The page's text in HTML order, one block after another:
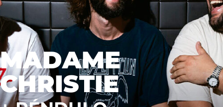
MADAME
CHRISTIE